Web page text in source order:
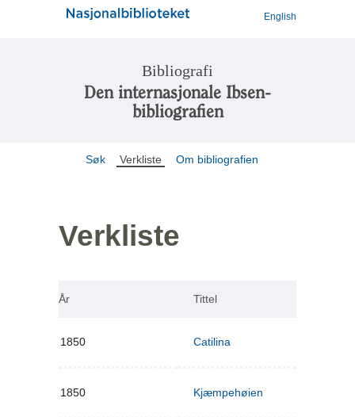
English
Bibliografi
Den internasjonale Ibsen-
bibliografien
Søk Verkliste Om bibliografien
Verkliste
År Tittel
1850 Catilina
1850 Kjæmpehøien